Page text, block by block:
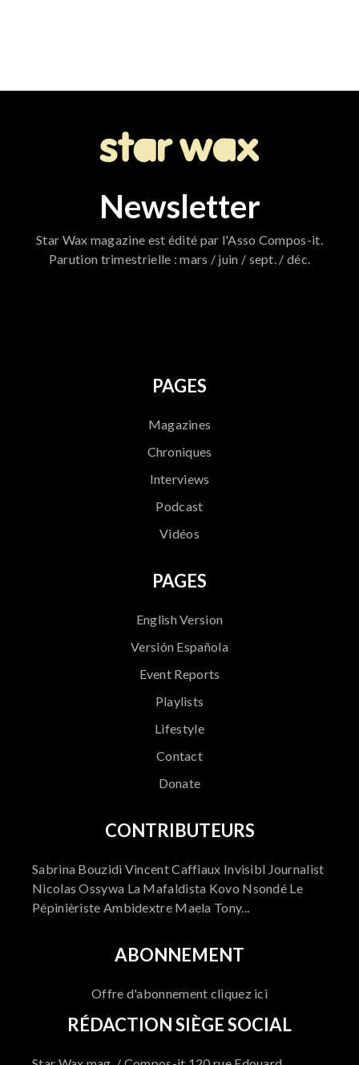
Newsletter
Star Wax magazine est édité par l'Asso Compos-it.
Parution trimestrielle : mars / juin / sept. / déc.
PAGES
Magazines
Chroniques
Interviews
Podcast
Vidéos
PAGES
English Version
Versión Española
Event Reports
Playlists
Lifestyle
Contact
Donate
CONTRIBUTEURS
Sabrina Bouzidi Vincent Caffiaux Invisibl Journalist
Nicolas Ossywa La Mafaldista Kovo Nsondé Le
Pépinièriste Ambidextre Maela Tony...
ABONNEMENT
Offre d'abonnement cliquez ici
RÉDACTION SIÈGE SOCIAL